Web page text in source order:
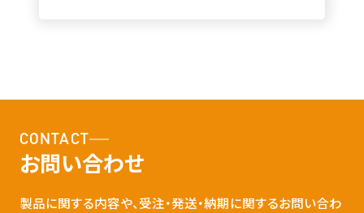
CONTACT
お問い合わせ
製品に関する内容や、受注・発送・納期に関するお問い合わ